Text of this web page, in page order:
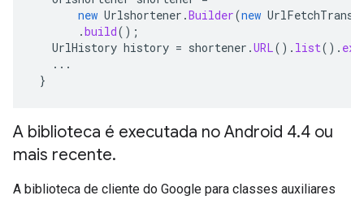
new Urlshortener .Builder(new
.build();
UrlHistory history = shortener .URL(). list().
...
}
A biblioteca é executada no Android 4.4 ou
mais recente.
A biblioteca de cliente do Google para classes auxiliares